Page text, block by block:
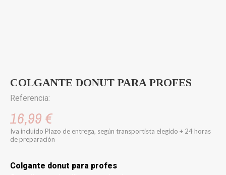
COLGANTE DONUT PARA PROFES
Referencia:
16,99 €
Iva incluido Plazo de entrega, según transportista elegido + 24 horas
de preparación
Colgante donut para profes